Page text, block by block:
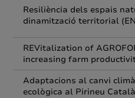
Resiliència dels espais
dinamització territorial
REVitalization of
increasing farm
Adaptacions al canvi
ecològica al Pirineu